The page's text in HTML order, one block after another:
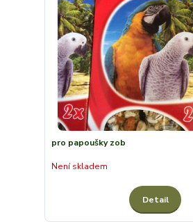
pro papoušky zob
Není skladem
Detail